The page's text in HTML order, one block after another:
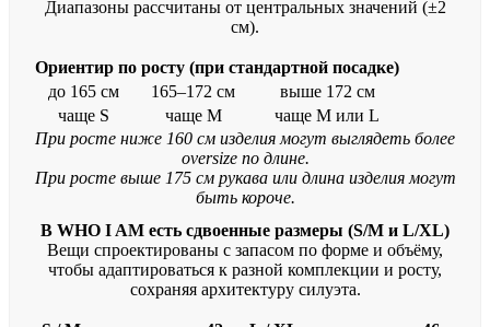
Диапазоны рассчитаны от центральных значений (±2
см).
Ориентир по росту (при стандартной посадке)
до 165 см
165–172 см
выше 172 см
чаще S
чаще M
чаще M или L
При росте ниже 160 см изделия могут выглядеть более
oversize по длине.
При росте выше 175 см рукава или длина изделия могут
быть короче.
В WHO I AM есть сдвоенные размеры (S/M и L/XL)
Вещи спроектированы с запасом по форме и объёму,
чтобы адаптироваться к разной комплекции и росту,
сохраняя архитектуру силуэта.